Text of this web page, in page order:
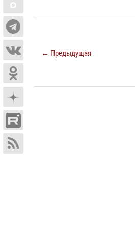
← Предыдущая